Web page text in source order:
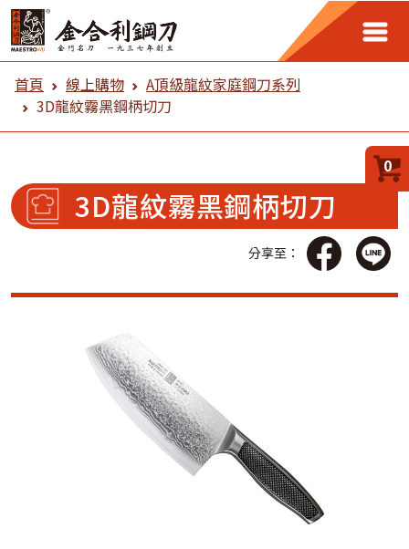
0
金合利鋼刀 線上購物
首頁 線上購物
A頂級龍紋家庭鋼刀系列
3D龍紋霧黑鋼柄切刀
3D龍紋霧黑鋼柄切刀
分享至：